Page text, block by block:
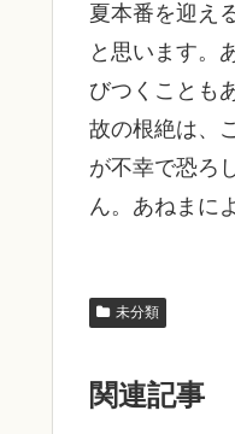
夏本番を迎え
と思います。
びつくことも
故の根絶は、
が不幸で恐ろ
ん。あねまに
未分類
関連記事